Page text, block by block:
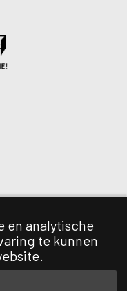
en analytische
te kunnen
26
Brussel
02/474 06 03